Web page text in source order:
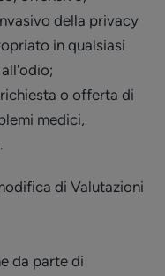
della privacy
in qualsiasi
o offerta di
medici,
di Valutazioni
da parte di